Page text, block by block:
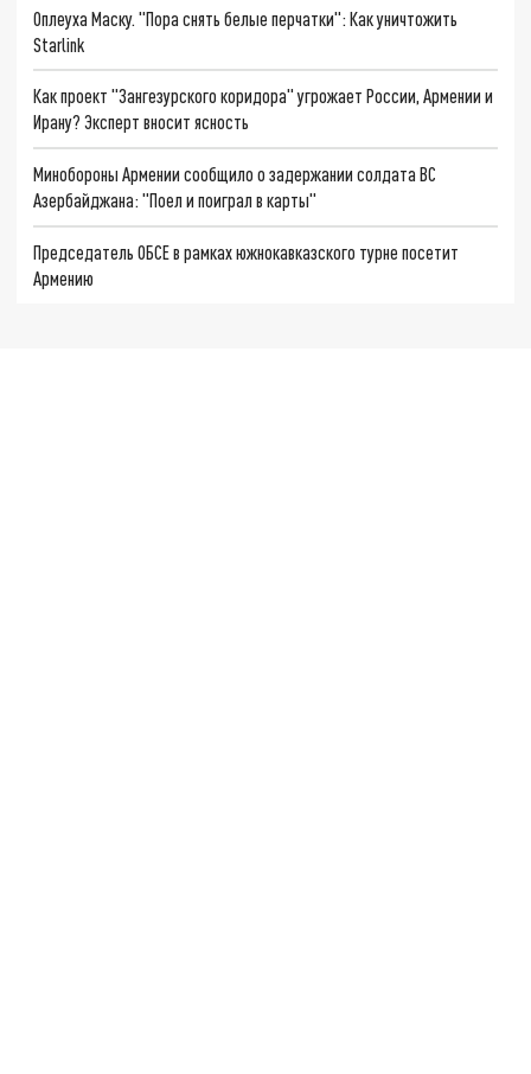
Оплеуха Маску. "Пора снять белые перчатки": Как уничтожить
Starlink
Как проект "Зангезурского коридора" угрожает России, Армении и
Ирану? Эксперт вносит ясность
Минобороны Армении сообщило о задержании солдата ВС
Азербайджана: "Поел и поиграл в карты"
Председатель ОБСЕ в рамках южнокавказского турне посетит
Армению